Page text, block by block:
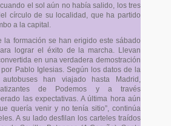
el sol aún no había salido, los tres
círculo de su localidad, que ha partido
a la capital.
la formación se han erigido este sábado
lograr el éxito de la marcha. Llevan
en una verdadera demostración
Pablo Iglesias. Según los datos de la
han viajado hasta Madrid,
de Podemos y a través
las expectativas. A última hora aún
quería venir y no tenía sitio”, continúa
A su lado desfilan los carteles traídos